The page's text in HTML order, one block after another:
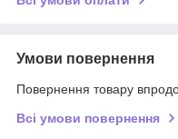
Умови повернення
Повернення товару
Всі умови повернення